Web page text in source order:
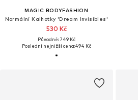
MAGIC BODYFASHION
Normální Kalhotky 'Dream Invisibles'
530 Kč
Původně: 749 Kč
Poslední nejnižší cena:494 Kč